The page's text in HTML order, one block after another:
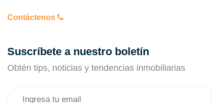
Contáctenos
Suscríbete a nuestro boletín
Obtén tips, noticias y tendencias inmobiliarias